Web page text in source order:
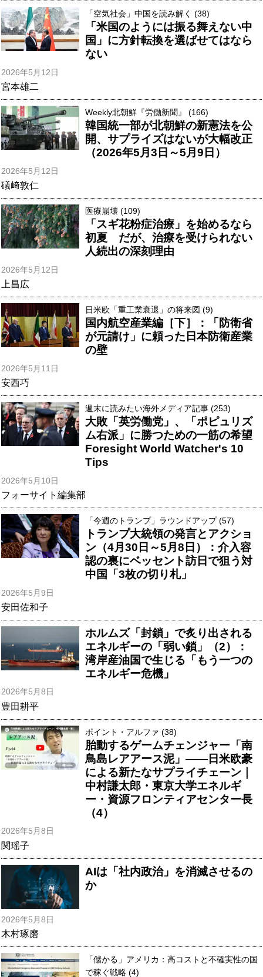
「空気社会」中国を読み解く (38)
「米国のようには振る舞えない中
国」に方針転換を選ばせてはなら
ない
2026年5月12日
宮本雄二
Weekly北朝鮮『労働新聞』 (166)
韓国統一部が北朝鮮の新憲法を公
開、サプライズはないが大幅改正
（2026年5月3日～5月9日）
2026年5月12日
礒﨑敦仁
医療崩壊 (109)
「スギ花粉症治療」を始めるなら
初夏 だが、治療を受けられない
人続出の深刻理由
2026年5月12日
上昌広
日米欧「重工業衰退」の将来図 (9)
国内航空産業編［下］：「防衛省
が元請け」に頼った日本防衛産業
の壁
2026年5月11日
安西巧
週末に読みたい海外メディア記事 (253)
大敗「英労働党」、「ポピュリズ
ム右派」に勝つための一筋の希望
Foresight World Watcher's 10
Tips
2026年5月10日
フォーサイト編集部
「今週のトランプ」ラウンドアップ (57)
トランプ大統領の発言とアクショ
ン（4月30日～5月8日）：介入容
認の裏にベッセント訪日で狙う対
中国「3枚の切り札」
2026年5月9日
安田佐和子
ホルムズ「封鎖」で炙り出される
エネルギーの「弱い鎖」（2）：
湾岸産油国で生じる「もう一つの
エネルギー危機」
2026年5月8日
豊田耕平
ポイント・アルファ (38)
胎動するゲームチェンジャー「南
鳥島レアアース泥」――日米欧豪
による新たなサプライチェーン｜
中村謙太郎・東京大学エネルギ
ー・資源フロンティアセンター長
（4）
2026年5月8日
関瑶子
AIは「社内政治」を消滅させるの
か
2026年5月8日
木村琢磨
「儲かる」アメリカ：高コストと不確実性の国
で稼ぐ戦略 (4)